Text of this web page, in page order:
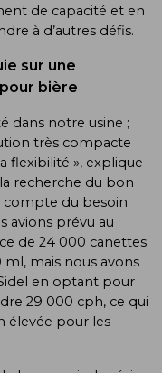
de capacité et en
à d’autres défis.
sur une
bière
dans notre usine ;
très compacte
flexibilité », explique
recherche du bon
compte du besoin
avions prévu au
de 24 000 canettes
mais nous avons
en optant pour
29 000 cph, ce qui
élevée pour les